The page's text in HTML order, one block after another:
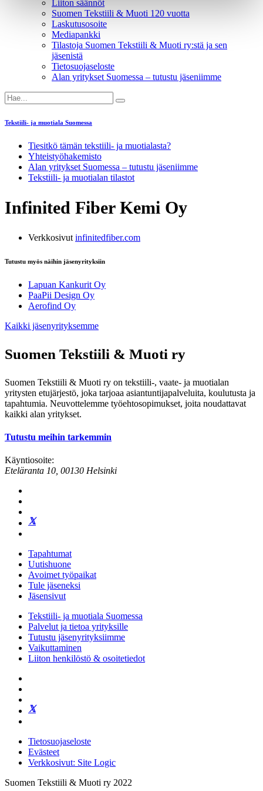
Liiton säännöt
Suomen Tekstiili & Muoti 120 vuotta
Laskutusosoite
Mediapankki
Tilastoja Suomen Tekstiili & Muoti ry:stä ja sen
jäsenistä
Tietosuojaseloste
Alan yritykset Suomessa – tutustu jäseniimme
Tekstiili- ja muotiala Suomessa
Tiesitkö tämän tekstiili- ja muotialasta?
Yhteistyö­hakemisto
Alan yritykset Suomessa – tutustu jäseniimme
Tekstiili- ja muotialan tilastot
Infinited Fiber Kemi Oy
Verkkosivut infinitedfiber.com
Tutustu myös näihin jäsenyrityksiin
Lapuan Kankurit Oy
PaaPii Design Oy
Aerofind Oy
Kaikki jäsenyrityksemme
Suomen Tekstiili & Muoti ry
Suomen Tekstiili & Muoti ry on tekstiili-, vaate- ja muotialan
yritysten etujärjestö, joka tarjoaa asiantuntijapalveluita, koulutusta ja
tapahtumia. Neuvottelemme työehtosopimukset, joita noudattavat
kaikki alan yritykset.
Tutustu meihin tarkemmin
Käyntiosoite:
Eteläranta 10, 00130 Helsinki
Tapahtumat
Uutishuone
Avoimet työpaikat
Tule jäseneksi
Jäsensivut
Tekstiili- ja muotiala Suomessa
Palvelut ja tietoa yrityksille
Tutustu jäsenyrityksiimme
Vaikuttaminen
Liiton henkilöstö & osoitetiedot
Tietosuojaseloste
Evästeet
Verkkosivut: Site Logic
Suomen Tekstiili & Muoti ry 2022